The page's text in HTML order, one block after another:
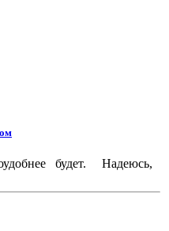
будет. Надеюсь,